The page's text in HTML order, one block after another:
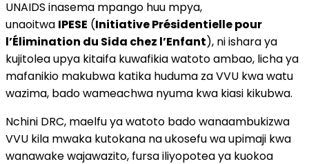
UNAIDS inasema mpango huu mpya,
unaoitwa IPESE (Initiative Présidentielle pour
l’Élimination du Sida chez l’Enfant), ni ishara ya
kujitolea upya kitaifa kuwafikia watoto ambao, licha ya
mafanikio makubwa katika huduma za VVU kwa watu
wazima, bado wameachwa nyuma kwa kiasi kikubwa.
Nchini DRC, maelfu ya watoto bado wanaambukizwa
VVU kila mwaka kutokana na ukosefu wa upimaji kwa
wanawake wajawazito, fursa iliyopotea ya kuokoa